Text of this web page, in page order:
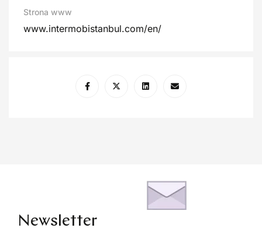
Strona www
www.intermobistanbul.com/en/
Newsletter